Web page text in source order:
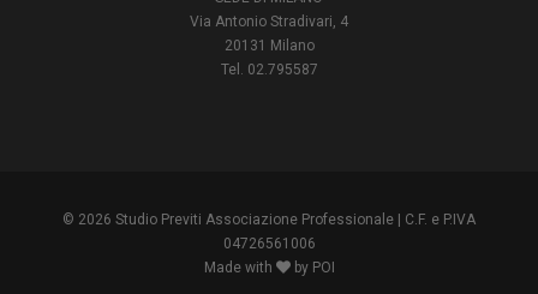
Via Antonio Stradivari, 4
20131 Milano
Tel. 02.795587
© 2026 Studio Previti Associazione Professionale | C.F. e P.IVA
04726561006
Made with
by POI